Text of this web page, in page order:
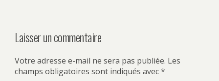
Laisser un commentaire
Votre adresse e-mail ne sera pas publiée. Les
champs obligatoires sont indiqués avec*